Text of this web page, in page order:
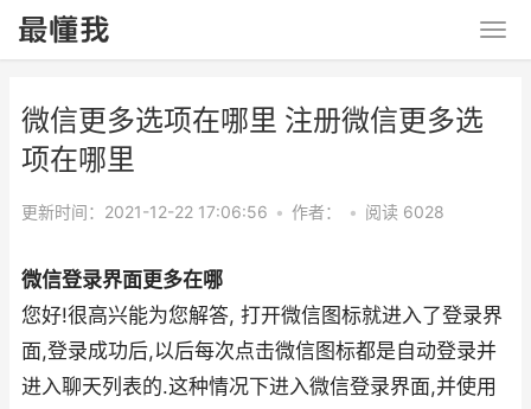
微信更多选项在哪里 注册微信更多选
项在哪里
更新时间：2021-12-22 17:06:56 • 作者： • 阅读 6028
微信登录界面更多在哪
您好!很高兴能为您解答, 打开微信图标就进入了登录界
面,登录成功后,以后每次点击微信图标都是自动登录并
进入聊天列表的.这种情况下进入微信登录界面,并使用